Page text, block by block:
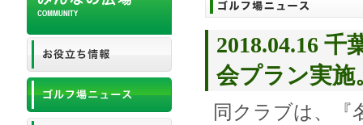
2018.04.16
会プラン実施
同クラブは、『